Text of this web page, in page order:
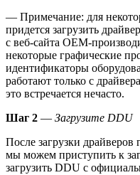
— Примечание: для
придется загрузить
с веб-сайта OEM-
некоторые графические
идентификаторы
работают только с
это встречается нечасто.
Шаг 2 — Загрузите DDU
После загрузки драйверов
мы можем приступить к
загрузить DDU с